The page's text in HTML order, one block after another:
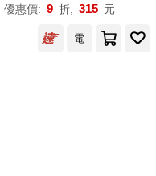
優惠價: 9 折, 315 元
電